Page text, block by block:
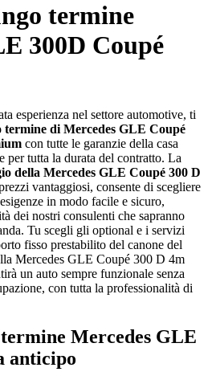
termine
300D Coupé
esperienza nel settore automotive, ti
termine di Mercedes GLE Coupé
con tutte le garanzie della casa
per tutta la durata del contratto. La
della Mercedes GLE Coupé 300 D
vantaggiosi, consente di scegliere
in modo facile e sicuro,
dei nostri consulenti che sapranno
Tu scegli gli optional e i servizi
fisso prestabilito del canone del
Mercedes GLE Coupé 300 D 4m
un auto sempre funzionale senza
con tutta la professionalità di
Mercedes GLE
anticipo